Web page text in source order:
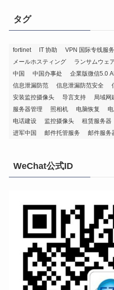
タグ
fortinet IT 协助 VPN 国际专线服务
メールホスティング
ランサムウェ
中国
中国办事处 企業版微信5.0 AI
信息泄漏防范
信息泄漏防范安全
安装监控摄像头
导言支持 局域网
服务器管理
照相机 电脑恢复
电话建设
监控摄像头 租赁服务器
进军中国
邮件托管服务 邮件服务
WeChat公式ID